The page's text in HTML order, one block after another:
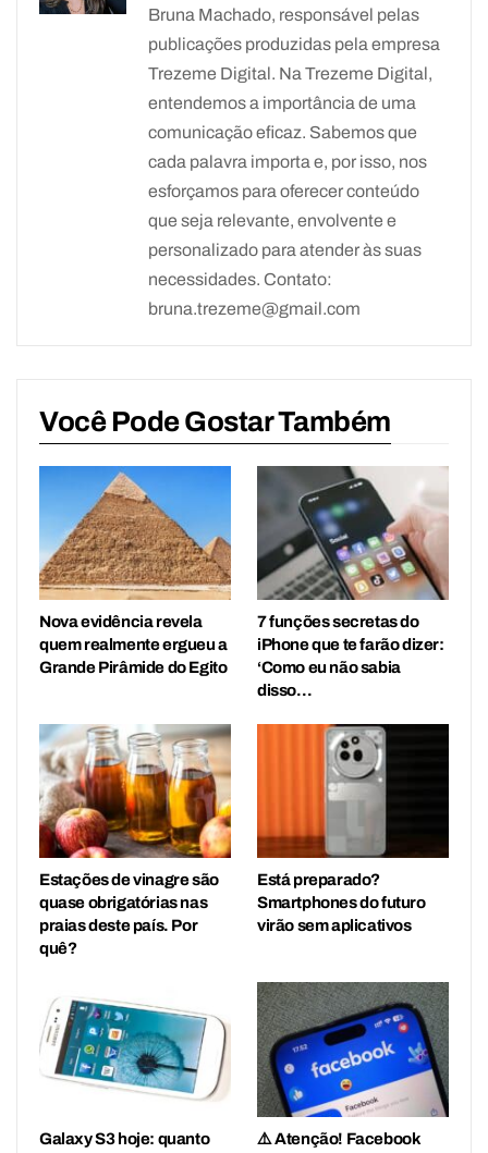
Bruna Machado, responsável pelas
publicações produzidas pela empresa
Trezeme Digital. Na Trezeme Digital,
entendemos a importância de uma
comunicação eficaz. Sabemos que
cada palavra importa e, por isso, nos
esforçamos para oferecer conteúdo
que seja relevante, envolvente e
personalizado para atender às suas
necessidades. Contato:
bruna.trezeme@gmail.com
Você Pode Gostar Também
Nova evidência revela
quem realmente ergueu a
Grande Pirâmide do Egito
7 funções secretas do
iPhone que te farão dizer:
‘Como eu não sabia
disso…
Estações de vinagre são
quase obrigatórias nas
praias deste país. Por
quê?
Está preparado?
Smartphones do futuro
virão sem aplicativos
Galaxy S3 hoje: quanto
⚠️ Atenção! Facebook